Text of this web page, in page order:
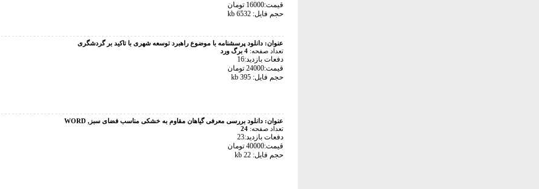
قیمت:16000 تومان
حجم فایل: 6532 kb
عنوان: دانلود پرسشنامه با موضوع راهبرد توسعه شهری با تاکید بر گردشگری
تعداد صفحه: 4 برگ ورد
دفعات بازدید:16
قیمت:24000 تومان
حجم فایل: 395 kb
عنوان: دانلود بررسی معرفی گیاهان مقاوم به خشکی مناسب فضای سبز, WORD
تعداد صفحه: 24
دفعات بازدید:23
قیمت:40000 تومان
حجم فایل: 22 kb